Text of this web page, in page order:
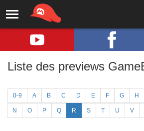
Liste des previews
0-9 A B C D E F G H
N O P Q R S T U V